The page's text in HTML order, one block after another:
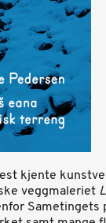
kjente
veggmaleriet
Sametingets